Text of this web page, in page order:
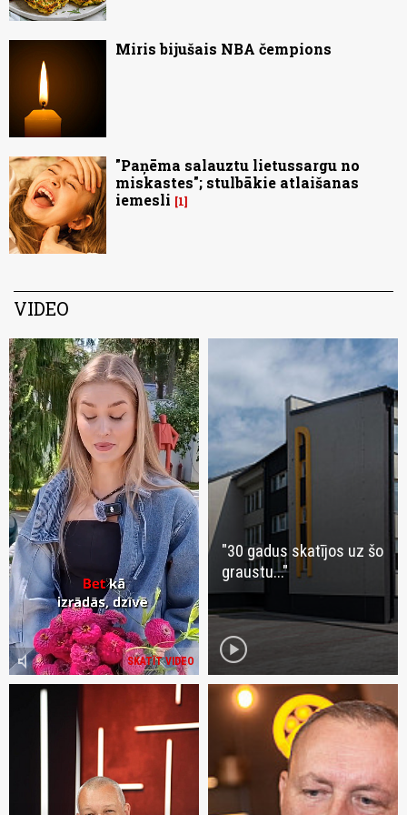
Miris bijušais NBA čempions
"Paņēma salauztu lietussargu no
miskastes"; stulbākie atlaišanas
iemesli
1
VIDEO
SKATĪT VIDEO
volume_mute
"30 gadus skatījos uz šo
graustu..."
play_circle